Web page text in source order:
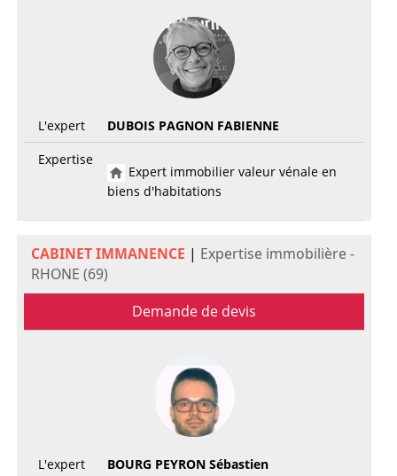
L'expert
DUBOIS PAGNON FABIENNE
Expertise
Expert immobilier valeur vénale en
biens d'habitations
CABINET IMMANENCE | Expertise immobilière -
RHONE (69)
Demande de devis
L'expert
BOURG PEYRON Sébastien